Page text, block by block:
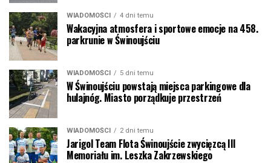
WIADOMOŚCI 4 dni temu
Wakacyjna atmosfera i sportowe emocje na 458.
parkrunie w Świnoujściu
WIADOMOŚCI 5 dni temu
W Świnoujściu powstają miejsca parkingowe dla
hulajnóg. Miasto porządkuje przestrzeń
WIADOMOŚCI 2 dni temu
Jarigol Team Flota Świnoujście zwycięzcą III
Memoriału im. Leszka Zakrzewskiego